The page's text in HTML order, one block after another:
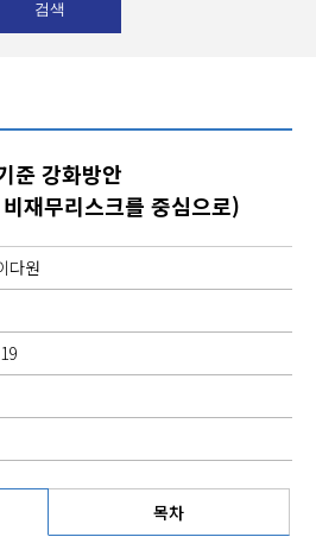
준 강화방안
재무리스크를 중심으로)
다원
목차